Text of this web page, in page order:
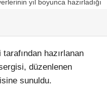
hazırlanan
düzenlenen
sunuldu.